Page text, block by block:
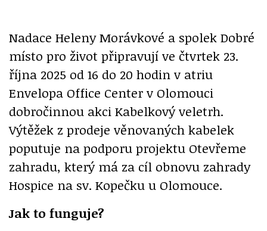
Nadace Heleny Morávkové a spolek Dobré
místo pro život připravují ve čtvrtek 23.
října 2025 od 16 do 20 hodin v atriu
Envelopa Office Center v Olomouci
dobročinnou akci Kabelkový veletrh.
Výtěžek z prodeje věnovaných kabelek
poputuje na podporu projektu Otevřeme
zahradu, který má za cíl obnovu zahrady
Hospice na sv. Kopečku u Olomouce.
Jak to funguje?